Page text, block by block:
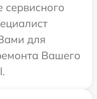
сервисного
для
Вашего